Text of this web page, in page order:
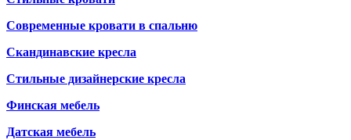
Современные кровати в спальню
Скандинавские кресла
Стильные дизайнерские кресла
Финская мебель
Датская мебель